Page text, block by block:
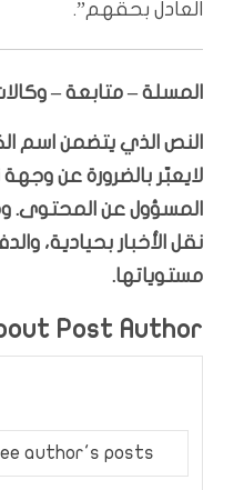
العادل بحقهم”.
المسلة – متابعة –
النص الذي يتضمن اسم
لايعبّر بالضرورة عن
المسؤول عن المحتوى.
نقل الأخبار بحيادية،
مستوياتها.
Post Author
author's posts